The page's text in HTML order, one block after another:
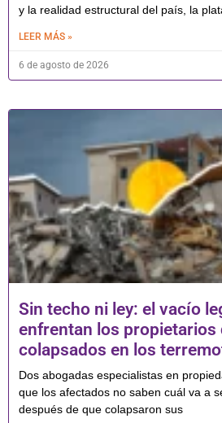
y la realidad estructural del país, la
LEER MÁS »
6 de agosto de 2026
Sin techo ni ley: el vacío
enfrentan los propietarios
colapsados en los
Dos abogadas especialistas en
que los afectados no saben cuál va a
después de que colapsaron sus